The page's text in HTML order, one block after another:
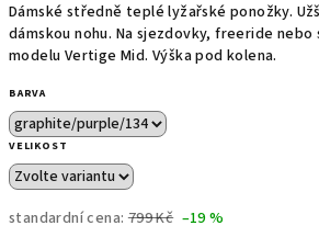
Dámské středně teplé lyžařské ponožky.
dámskou nohu. Na sjezdovky, freeride nebo
modelu Vertige Mid. Výška pod kolena.
BARVA
VELIKOST
standardní cena: 799 Kč –19 %